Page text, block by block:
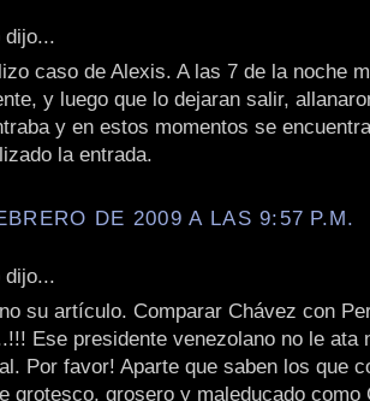
dijo...
caso de Alexis. A las 7 de la noche
y luego que lo dejaran salir,
y en estos momentos se
la entrada.
DE 2009 A LAS 9:57 P.M.
dijo...
su artículo. Comparar Chávez con
Ese presidente venezolano no le ata
Por favor! Aparte que saben los que
grotesco, grosero y maleducado como